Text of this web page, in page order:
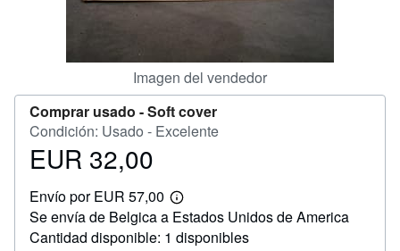
Imagen del vendedor
Comprar usado -Soft cover
Condición: Usado - Excelente
Precio
32,00
EUR 32,00
Envío por EUR 57,00
Más
información
sobre
las
Se envía de Belgica a Estados Unidos de America
Cantidad disponible: 1 disponibles